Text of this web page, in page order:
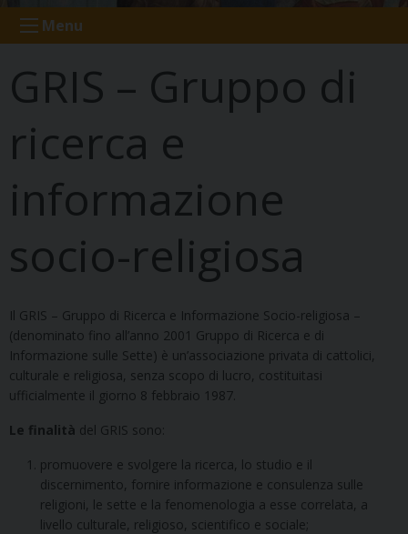
Menu
GRIS – Gruppo di
ricerca e
informazione
socio-religiosa
Il GRIS – Gruppo di Ricerca e Informazione Socio-religiosa –
(denominato fino all’anno 2001 Gruppo di Ricerca e di
Informazione sulle Sette) è un’associazione privata di cattolici,
culturale e religiosa, senza scopo di lucro, costituitasi
ufficialmente il giorno 8 febbraio 1987.
Le finalità del GRIS sono:
promuovere e svolgere la ricerca, lo studio e il
discernimento, fornire informazione e consulenza sulle
religioni, le sette e la fenomenologia a esse correlata, a
livello culturale, religioso, scientifico e sociale;